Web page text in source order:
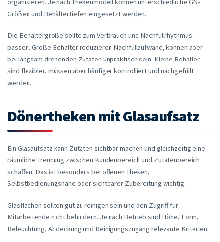
organisieren. Je nach Thekenmodell können unterschiedliche GN-
Größen und Behältertiefen eingesetzt werden.
Die Behältergröße sollte zum Verbrauch und Nachfüllrhythmus
passen. Große Behälter reduzieren Nachfüllaufwand, können aber
bei langsam drehenden Zutaten unpraktisch sein. Kleine Behälter
sind flexibler, müssen aber häufiger kontrolliert und nachgefüllt
werden.
Dönertheken mit Glasaufsatz
Ein Glasaufsatz kann Zutaten sichtbar machen und gleichzeitig eine
räumliche Trennung zwischen Kundenbereich und Zutatenbereich
schaffen. Das ist besonders bei offenen Theken,
Selbstbedienungsnähe oder sichtbarer Zubereitung wichtig.
Glasflächen sollten gut zu reinigen sein und den Zugriff für
Mitarbeitende nicht behindern. Je nach Betrieb sind Höhe, Form,
Beleuchtung, Abdeckung und Reinigungszugang relevante Kriterien.